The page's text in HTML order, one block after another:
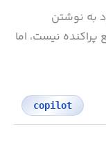
به نوشتن
نیست، اما
copilot